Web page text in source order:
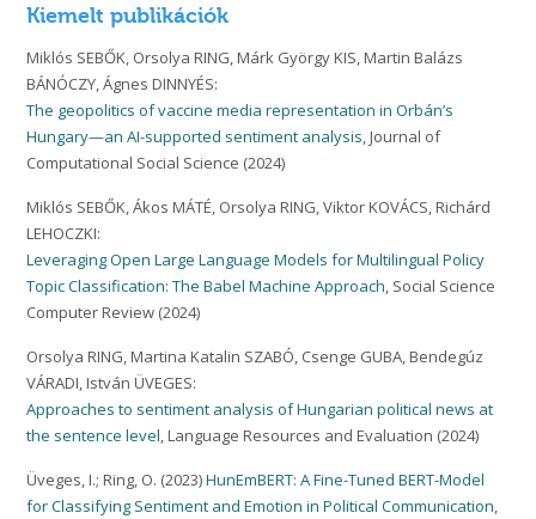
Kiemelt publikációk
Miklós SEBŐK, Orsolya RING, Márk György KIS, Martin Balázs
BÁNÓCZY, Ágnes DINNYÉS:
The geopolitics of vaccine media representation in Orbán’s
Hungary—an AI-supported sentiment analysis , Journal of
Computational Social Science (2024)
Miklós SEBŐK, Ákos MÁTÉ, Orsolya RING, Viktor KOVÁCS, Richárd
LEHOCZKI:
Leveraging Open Large Language Models for Multilingual Policy
Topic Classification: The Babel Machine Approach , Social Science
Computer Review (2024)
Orsolya RING, Martina Katalin SZABÓ, Csenge GUBA, Bendegúz
VÁRADI, István ÜVEGES:
Approaches to sentiment analysis of Hungarian political news at
the sentence level , Language Resources and Evaluation (2024)
Üveges, I.; Ring, O. (2023)HunEmBERT: A Fine-Tuned BERT-Model
for Classifying Sentiment and Emotion in Political Communication